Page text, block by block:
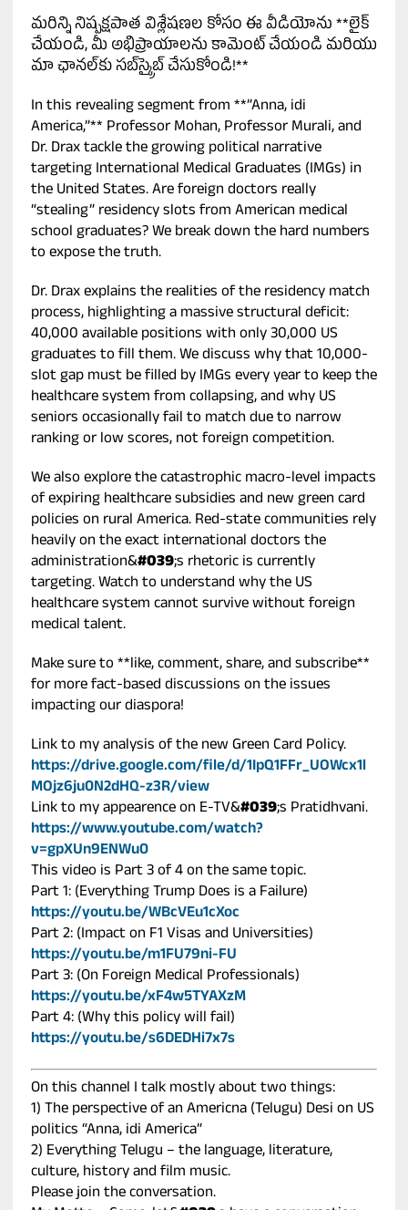
మరిన్ని నిష్పక్షపాత విశ్లేషణల కోసం ఈ వీడియోను **లైక్
చేయండి, మీ అభిప్రాయాలను కామెంట్ చేయండి మరియు
మా ఛానల్‌కు సబ్‌స్క్రైబ్ చేసుకోండి!**
In this revealing segment from **”Anna, idi
America,”** Professor Mohan, Professor Murali, and
Dr. Drax tackle the growing political narrative
targeting International Medical Graduates (IMGs) in
the United States. Are foreign doctors really
“stealing” residency slots from American medical
school graduates? We break down the hard numbers
to expose the truth.
Dr. Drax explains the realities of the residency match
process, highlighting a massive structural deficit:
40,000 available positions with only 30,000 US
graduates to fill them. We discuss why that 10,000-
slot gap must be filled by IMGs every year to keep the
healthcare system from collapsing, and why US
seniors occasionally fail to match due to narrow
ranking or low scores, not foreign competition.
We also explore the catastrophic macro-level impacts
of expiring healthcare subsidies and new green card
policies on rural America. Red-state communities rely
heavily on the exact international doctors the
administration&#039;s rhetoric is currently
targeting. Watch to understand why the US
healthcare system cannot survive without foreign
medical talent.
Make sure to **like, comment, share, and subscribe**
for more fact-based discussions on the issues
impacting our diaspora!
Link to my analysis of the new Green Card Policy.
https://drive.google.com/file/d/1IpQ1FFr_UOWcx1l
MOjz6ju0N2dHQ-z3R/view
Link to my appearence on E-TV&#039;s Pratidhvani.
https://www.youtube.com/watch?
v=gpXUn9ENWu0
This video is Part 3 of 4 on the same topic.
Part 1: (Everything Trump Does is a Failure)
https://youtu.be/WBcVEu1cXoc
Part 2: (Impact on F1 Visas and Universities)
https://youtu.be/m1FU79ni-FU
Part 3: (On Foreign Medical Professionals)
https://youtu.be/xF4w5TYAXzM
Part 4: (Why this policy will fail)
https://youtu.be/s6DEDHi7x7s
On this channel I talk mostly about two things:
1) The perspective of an Americna (Telugu) Desi on US
politics “Anna, idi America”
2) Everything Telugu – the language, literature,
culture, history and film music.
Please join the conversation.